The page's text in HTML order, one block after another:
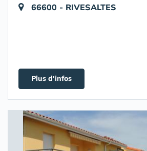
66600 - RIVESALTES
Plus d'infos